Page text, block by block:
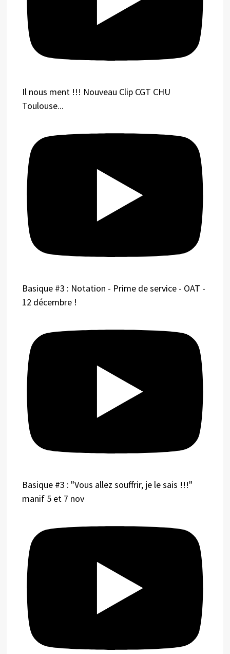
Il nous ment !!! Nouveau Clip CGT CHU
Toulouse...
Basique #3 : Notation - Prime de service - OAT -
12 décembre !
Basique #3 : "Vous allez souffrir, je le sais !!!"
manif 5 et 7 nov